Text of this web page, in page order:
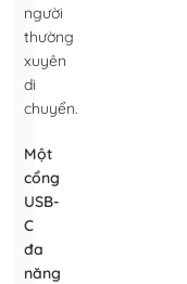
người
thường
xuyên
di
chuyển.
Một
cổng
USB-
C
đa
năng